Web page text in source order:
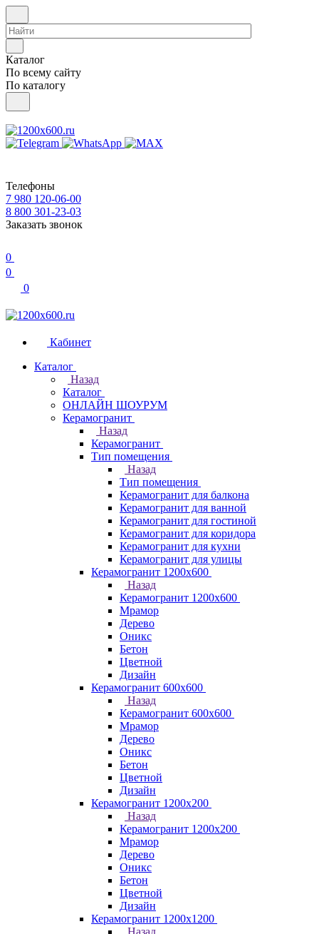
Каталог
По всему сайту
По каталогу
Телефоны
7 980 120-06-00
8 800 301-23-03
Заказать звонок
0
0
0
Кабинет
Каталог
Назад
Каталог
ОНЛАЙН ШОУРУМ
Керамогранит
Назад
Керамогранит
Тип помещения
Назад
Тип помещения
Керамогранит для балкона
Керамогранит для ванной
Керамогранит для гостиной
Керамогранит для коридора
Керамогранит для кухни
Керамогранит для улицы
Керамогранит 1200х600
Назад
Керамогранит 1200х600
Мрамор
Дерево
Оникс
Бетон
Цветной
Дизайн
Керамогранит 600х600
Назад
Керамогранит 600х600
Мрамор
Дерево
Оникс
Бетон
Цветной
Дизайн
Керамогранит 1200x200
Назад
Керамогранит 1200x200
Мрамор
Дерево
Оникс
Бетон
Цветной
Дизайн
Керамогранит 1200x1200
Назад